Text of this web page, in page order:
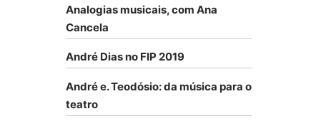
Analogias musicais, com Ana
Cancela
André Dias no FIP 2019
André e. Teodósio: da música para o
teatro